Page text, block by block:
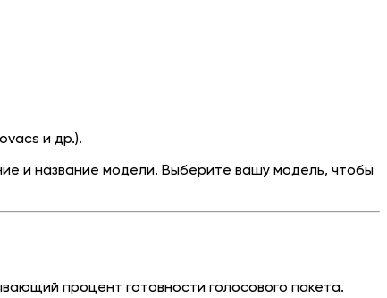
и др.).
и название модели. Выберите вашу модель, чтобы
процент готовности голосового пакета.